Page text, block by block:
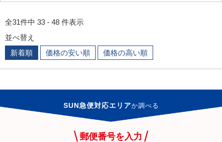
全31件中 33 - 48 件表示
並べ替え
新着順
価格の安い順 価格の高い順
SUN急便対応エリアか調べる
郵便番号を入力